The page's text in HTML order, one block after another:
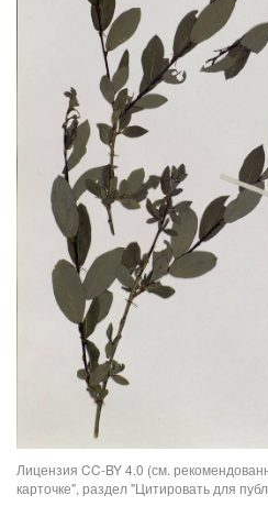
Лицензия CC-BY 4.0 (см.
карточке", раздел "Цитировать для